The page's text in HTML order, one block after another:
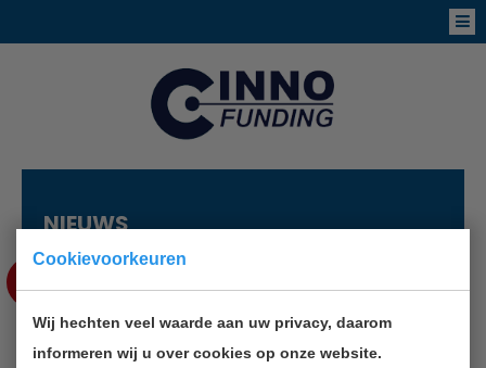
Cookievoorkeuren
Wij hechten veel waarde aan uw privacy, daarom
informeren wij u over cookies op onze website.
NIEUWS
11
NIEUWSBRIEF ZAKENDOEN IN